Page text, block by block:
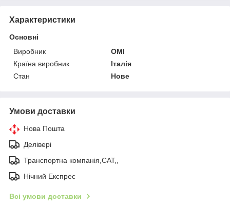
Характеристики
Основні
Виробник
OMI
Країна виробник
Італія
Стан
Нове
Умови доставки
Нова Пошта
Делівері
Транспортна компанія,САТ,,
Нічний Експрес
Всі умови доставки